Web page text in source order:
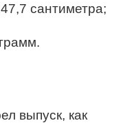
сантиметра;
выпуск, как